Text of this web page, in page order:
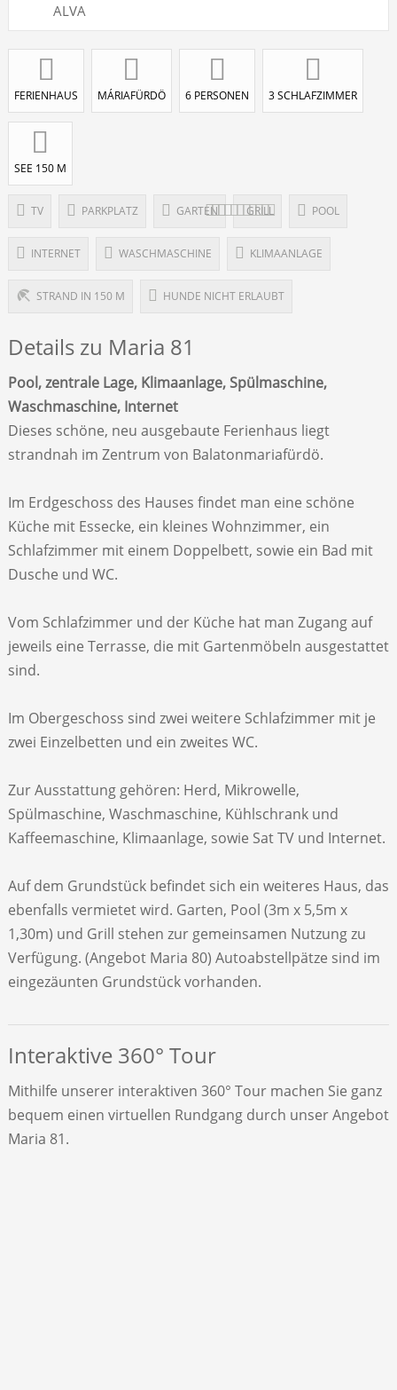
ALVA
FERIENHAUS MÁRIAFÜRDÖ 6 PERSONEN 3 SCHLAFZIMMER
SEE 150 M
TV PARKPLATZ GARTEN GRILL POOL
INTERNET WASCHMASCHINE KLIMAANLAGE
STRAND IN 150 M HUNDE NICHT ERLAUBT
Details zu Maria 81
Pool, zentrale Lage, Klimaanlage, Spülmaschine,
Waschmaschine, Internet
Dieses schöne, neu ausgebaute Ferienhaus liegt
strandnah im Zentrum von Balatonmariafürdö.
Im Erdgeschoss des Hauses findet man eine schöne
Küche mit Essecke, ein kleines Wohnzimmer, ein
Schlafzimmer mit einem Doppelbett, sowie ein Bad mit
Dusche und WC.
Vom Schlafzimmer und der Küche hat man Zugang auf
jeweils eine Terrasse, die mit Gartenmöbeln ausgestattet
sind.
Im Obergeschoss sind zwei weitere Schlafzimmer mit je
zwei Einzelbetten und ein zweites WC.
Zur Ausstattung gehören: Herd, Mikrowelle,
Spülmaschine, Waschmaschine, Kühlschrank und
Kaffeemaschine, Klimaanlage, sowie Sat TV und Internet.
Auf dem Grundstück befindet sich ein weiteres Haus, das
ebenfalls vermietet wird. Garten, Pool (3m x 5,5m x
1,30m) und Grill stehen zur gemeinsamen Nutzung zu
Verfügung. (Angebot Maria 80) Autoabstellpätze sind im
eingezäunten Grundstück vorhanden.
Interaktive 360° Tour
Mithilfe unserer interaktiven 360° Tour machen Sie ganz
bequem einen virtuellen Rundgang durch unser Angebot
Maria 81.